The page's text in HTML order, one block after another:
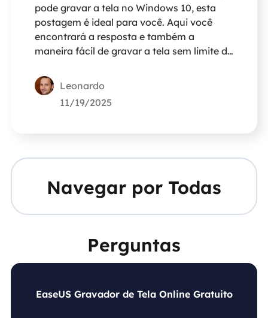
pode gravar a tela no Windows 10, esta
postagem é ideal para você. Aqui você
encontrará a resposta e também a
maneira fácil de gravar a tela sem limite de
Leonardo
11/19/2025
Navegar por Todas
Perguntas
EaseUS Gravador de Tela Online Gratuito